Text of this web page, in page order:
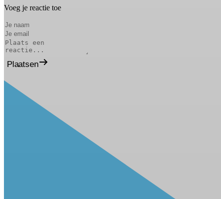
Voeg je reactie toe
Plaatsen